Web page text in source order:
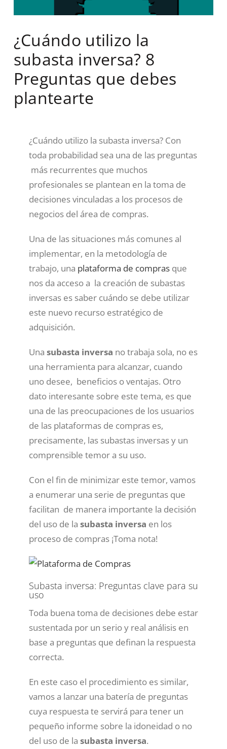
¿Cuándo utilizo la
subasta inversa? 8
Preguntas que debes
plantearte
¿Cuándo utilizo la subasta inversa? Con
toda probabilidad sea una de las preguntas
más recurrentes que muchos
profesionales se plantean en la toma de
decisiones vinculadas a los procesos de
negocios del área de compras.
Una de las situaciones más comunes al
implementar, en la metodología de
trabajo, una plataforma de comprasque
nos da acceso a la creación de subastas
inversas es saber cuándo se debe utilizar
este nuevo recurso estratégico de
adquisición.
Una subasta inversa no trabaja sola, no es
una herramienta para alcanzar, cuando
uno desee, beneficios o ventajas. Otro
dato interesante sobre este tema, es que
una de las preocupaciones de los usuarios
de las plataformas de compras es,
precisamente, las subastas inversas y un
comprensible temor a su uso.
Con el fin de minimizar este temor, vamos
a enumerar una serie de preguntas que
facilitan de manera importante la decisión
del uso de la subasta inversa en los
proceso de compras ¡Toma nota!
Subasta inversa: Preguntas clave para su
uso
Toda buena toma de decisiones debe estar
sustentada por un serio y real análisis en
base a preguntas que definan la respuesta
correcta.
En este caso el procedimiento es similar,
vamos a lanzar una batería de preguntas
cuya respuesta te servirá para tener un
pequeño informe sobre la idoneidad o no
del uso de la subasta inversa.